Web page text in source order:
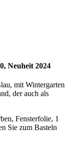
Neuheit 2024
mit Wintergarten
der auch als
Fensterfolie, 1
Sie zum Basteln